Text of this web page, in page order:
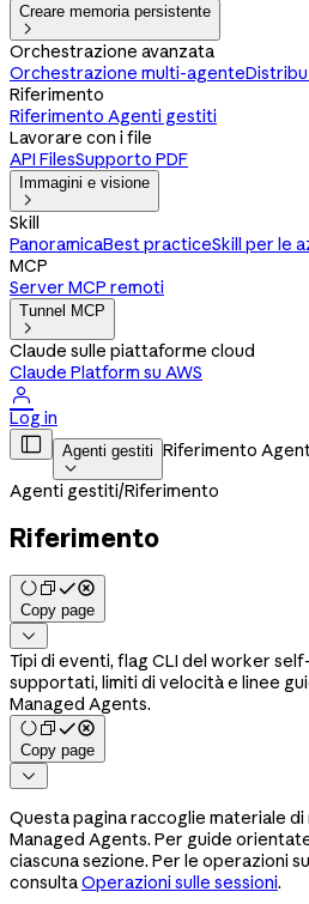
Creare memoria persistente

Orchestrazione avanzata
Orchestrazione multi-agente
Riferimento
Riferimento Agenti gestiti
Lavorare con i file
API FilesSupporto PDF
Immagini e visione

Skill
PanoramicaBest practiceSkill per le
MCP
Server MCP remoti
Tunnel MCP

Claude sulle piattaforme cloud
Claude Platform su AWS

Log in
 Agenti gestiti

Riferimento
Agenti gestiti/Riferimento
Riferimento
Copy page

Tipi di eventi, flag CLI del worker
supportati, limiti di velocità e linee
Managed Agents.
Copy page

Questa pagina raccoglie materiale
Managed Agents. Per guide
ciascuna sezione. Per le operazioni
consultaOperazioni sulle sessioni.